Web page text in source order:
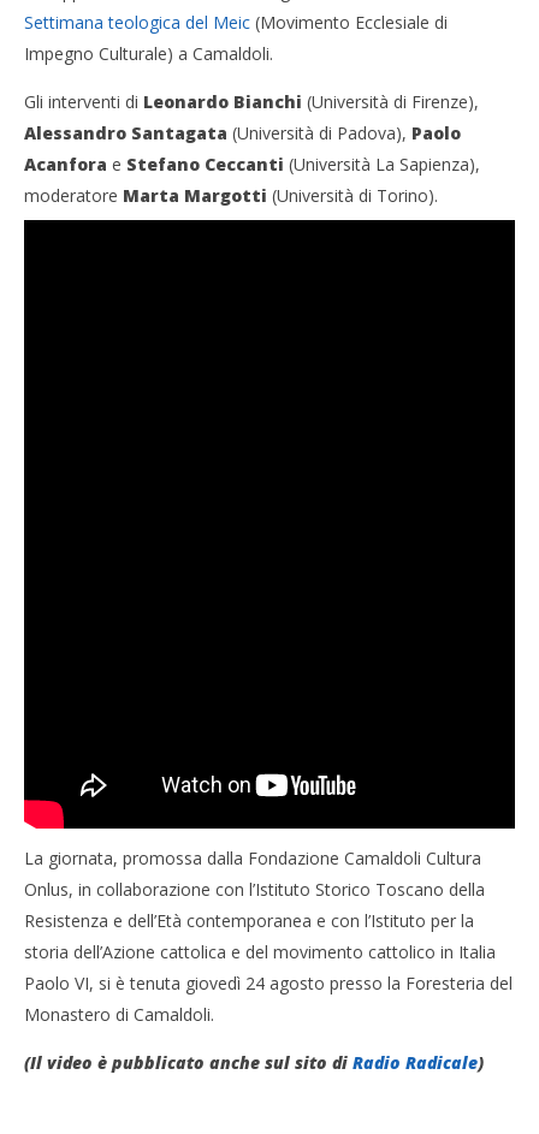
Settimana teologica del Meic (Movimento Ecclesiale di
Impegno Culturale) a Camaldoli.
Gli interventi di Leonardo Bianchi (Università di Firenze),
Alessandro Santagata (Università di Padova), Paolo
Acanfora e Stefano Ceccanti (Università La Sapienza),
moderatore Marta Margotti (Università di Torino).
La giornata, promossa dalla Fondazione Camaldoli Cultura
Onlus, in collaborazione con l’Istituto Storico Toscano della
Resistenza e dell’Età contemporanea e con l’Istituto per la
storia dell’Azione cattolica e del movimento cattolico in Italia
Paolo VI, si è tenuta giovedì 24 agosto presso la Foresteria del
Monastero di Camaldoli.
(Il video è pubblicato anche sul sito di Radio Radicale)